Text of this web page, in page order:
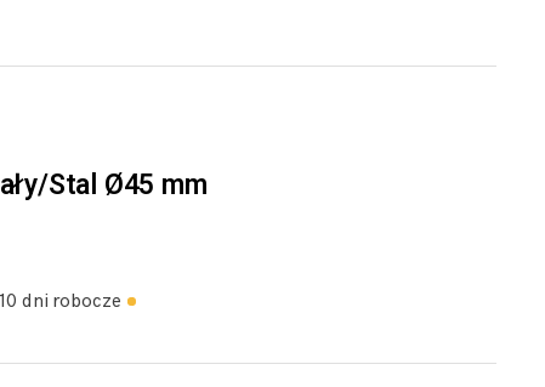
Stal Ø45 mm
dni robocze